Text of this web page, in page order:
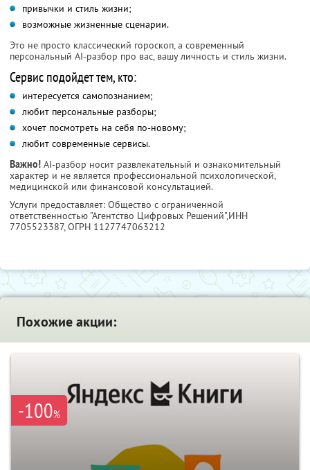
привычки и стиль жизни;
возможные жизненные сценарии.
Это не просто классический гороскоп, а современный
персональный AI-разбор про вас, вашу личность и стиль жизни.
Сервис подойдет тем, кто:
интересуется самопознанием;
любит персональные разборы;
хочет посмотреть на себя по-новому;
любит современные сервисы.
Важно! AI-разбор носит развлекательный и ознакомительный
характер и не является профессиональной психологической,
медицинской или финансовой консультацией.
Услуги предоставляет: Общество с ограниченной
ответственностью "Агентство Цифровых Решений",ИНН
7705523387, ОГРН 1127747063212
Похожие акции:
-100%